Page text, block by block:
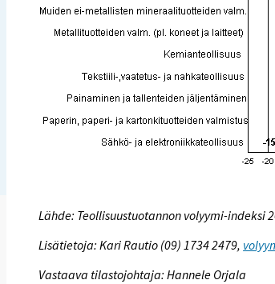
Lähde: Teollisuustuotannon volyymi-indeksi
Lisätietoja: Kari Rautio (09) 1734 2479,
Vastaava tilastojohtaja: Hannele Orjala